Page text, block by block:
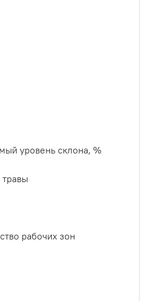
уровень склона, %
рабочих зон